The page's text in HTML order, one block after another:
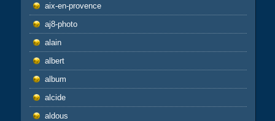
aix-en-provence
aj8-photo
alain
albert
album
alcide
aldous